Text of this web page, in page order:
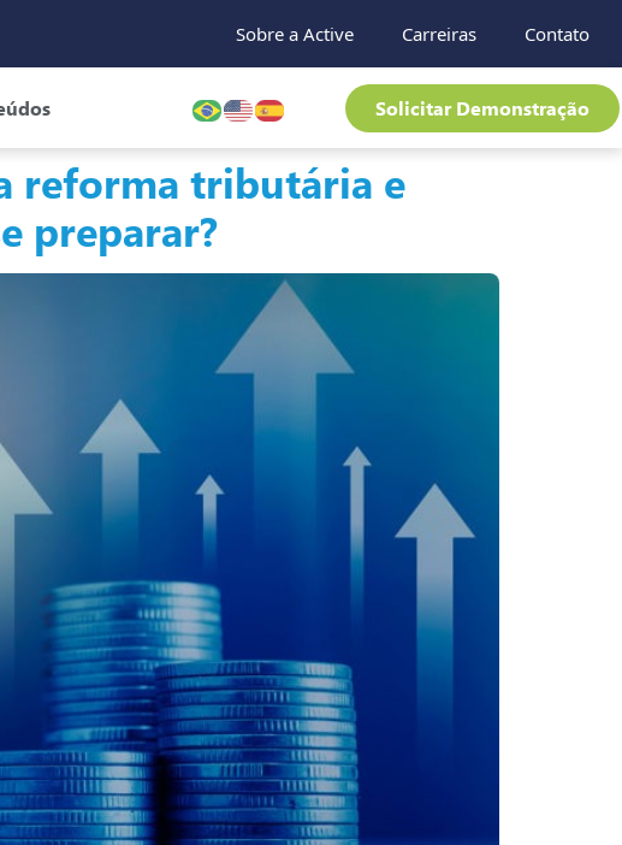
Sobre a Active Carreiras Contato
Solicitar Demonstração
reforma tributária e
preparar?